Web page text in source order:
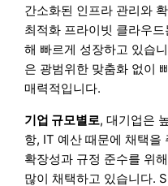
간소화된 인프라 관리와
최적화 프라이빗 클라우
해 빠르게 성장하고 있습
은 광범위한 맞춤화 없이
매력적입니다.
기업 규모별로, 대기업은
항, IT 예산 때문에 채택을
확장성과 규정 준수를 위
많이 채택하고 있습니다.